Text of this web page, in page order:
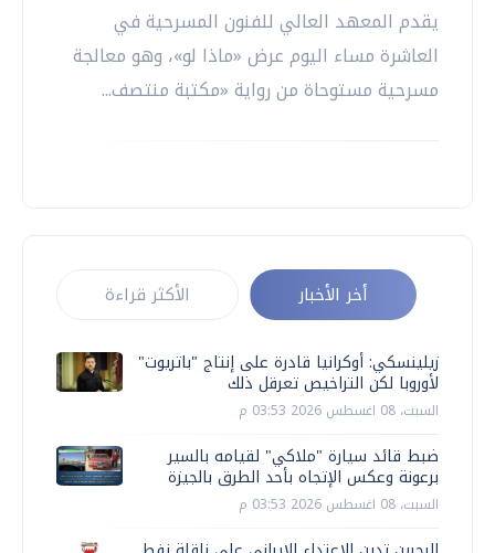
يقدم المعهد العالي للفنون المسرحية في
العاشرة مساء اليوم عرض «ماذا لو»، وهو معالجة
مسرحية مستوحاة من رواية «مكتبة منتصف...
أخر الأخبار الأكثر قراءة
زيلينسكي: أوكرانيا قادرة على إنتاج "باتريوت"
لأوروبا لكن التراخيص تعرقل ذلك
السبت، 08 اغسطس 2026 03:53 م
ضبط قائد سيارة "ملاكي" لقيامه بالسير
برعونة وعكس الإتجاه بأحد الطرق بالجيزة
السبت، 08 اغسطس 2026 03:53 م